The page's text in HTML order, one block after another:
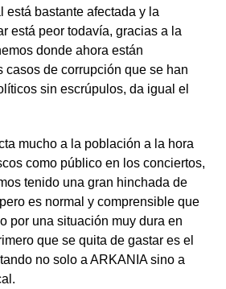
está bastante afectada y la
está peor todavía, gracias a la
donde ahora están
casos de corrupción que se han
sin escrúpulos, da igual el
mucho a la población a la hora
como público en los conciertos,
tenido una gran hinchada de
es normal y comprensible que
por una situación muy dura en
que se quita de gastar es el
no solo a ARKANIA sino a